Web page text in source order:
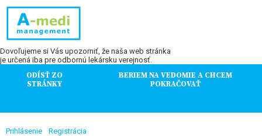
Dovoľujeme si Vás upozorniť, že naša web stránka
je určená iba pre odbornú lekársku verejnosť.
ODÍSŤ ZO
STRÁNKY
BERIEM NA VEDOMIE A CHCEM
POKRAČOVAŤ
Prihlásenie Registrácia